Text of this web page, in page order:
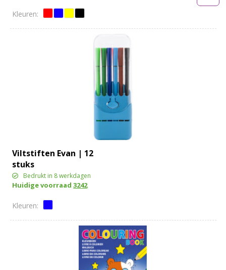
Viltstiften Evan | 12
stuks
Bedrukt in 8 werkdagen
Huidige voorraad3242